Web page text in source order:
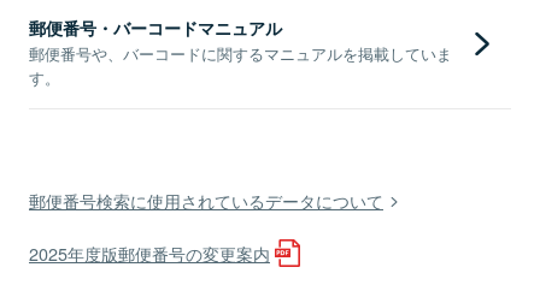
郵便番号・バーコードマニュアル
郵便番号や、バーコードに関するマニュアルを掲載していま
す。
郵便番号検索に使用されているデータについて
2025年度版郵便番号の変更案内